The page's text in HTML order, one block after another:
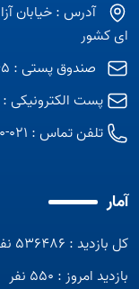
آدرس : خیابان
ای کشور
صندوق پستی : 818/13445
پست الکترونیکی :
تلفن تماس : 021-66941250
آمار
کل بازدید : 536486 نفر
بازدید امروز : 550 نفر